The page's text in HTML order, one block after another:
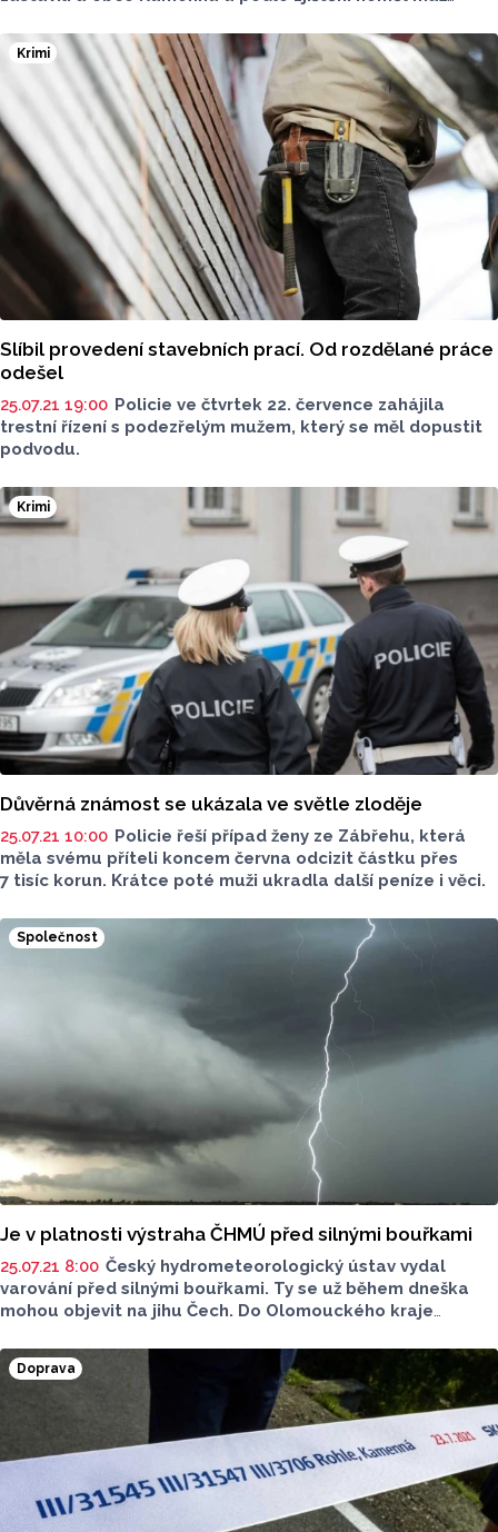
Krimi
Slíbil provedení stavebních prací. Od rozdělané práce
odešel
25.07.21 19:00 Policie ve čtvrtek 22. července zahájila
trestní řízení s podezřelým mužem, který se měl dopustit
podvodu.
Krimi
Důvěrná známost se ukázala ve světle zloděje
25.07.21 10:00 Policie řeší případ ženy ze Zábřehu, která
měla svému příteli koncem června odcizit částku přes
7 tisíc korun. Krátce poté muži ukradla další peníze i věci.
Společnost
Je v platnosti výstraha ČHMÚ před silnými bouřkami
25.07.21 8:00 Český hydrometeorologický ústav vydal
varování před silnými bouřkami. Ty se už během dneška
mohou objevit na jihu Čech. Do Olomouckého kraje
Doprava